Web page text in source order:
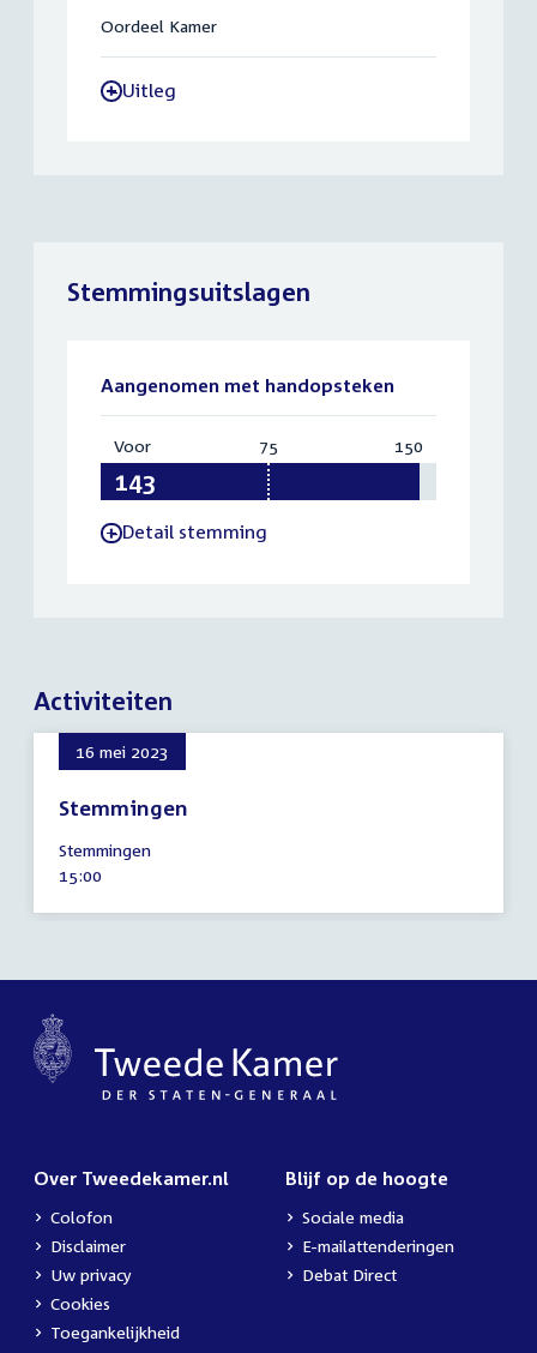
Oordeel Kamer
-Uitleg
Stemmingsuitslagen
Aangenomen met handopsteken
Voor:
75 150
-Detail stemming
Activiteiten
16 mei 2023
Stemmingen
mei
2023
Stemmingen
Tijd
15:00
Over Tweedekamer.nl
Colofon
Disclaimer
Uw privacy
Cookies
Toegankelijkheid
Blijf op de hoogte
Sociale media
E-mailattenderingen
Debat Direct